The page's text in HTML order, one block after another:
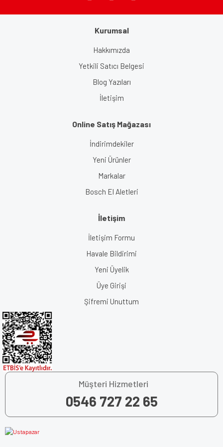
Kurumsal
Hakkımızda
Yetkili Satıcı Belgesi
Blog Yazıları
İletişim
Online Satış Mağazası
İndirimdekiler
Yeni Ürünler
Markalar
Bosch El Aletleri
İletişim
İletişim Formu
Havale Bildirimi
Yeni Üyelik
Üye Girişi
Şifremi Unuttum
Müşteri Hizmetleri
0546 727 22 65